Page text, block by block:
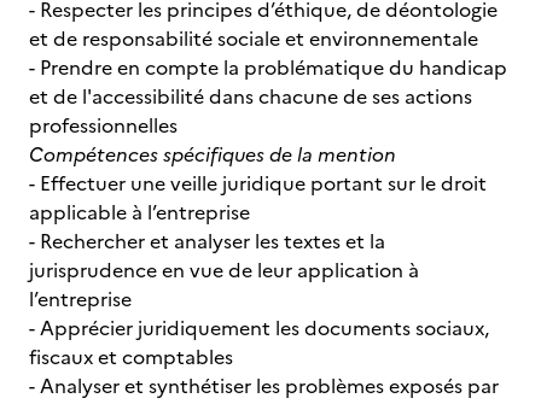
- Respecter les principes d’éthique, de déontologie
et de responsabilité sociale et environnementale
- Prendre en compte la problématique du handicap
et de l'accessibilité dans chacune de ses actions
professionnelles
Compétences spécifiques de la mention
- Effectuer une veille juridique portant sur le droit
applicable à l’entreprise
- Rechercher et analyser les textes et la
jurisprudence en vue de leur application à
l’entreprise
- Apprécier juridiquement les documents sociaux,
fiscaux et comptables
- Analyser et synthétiser les problèmes exposés par